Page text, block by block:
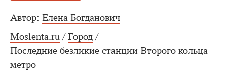
Автор: Елена Богданович
Moslenta.ru / Город /
Последние безликие станции Второго кольца
метро